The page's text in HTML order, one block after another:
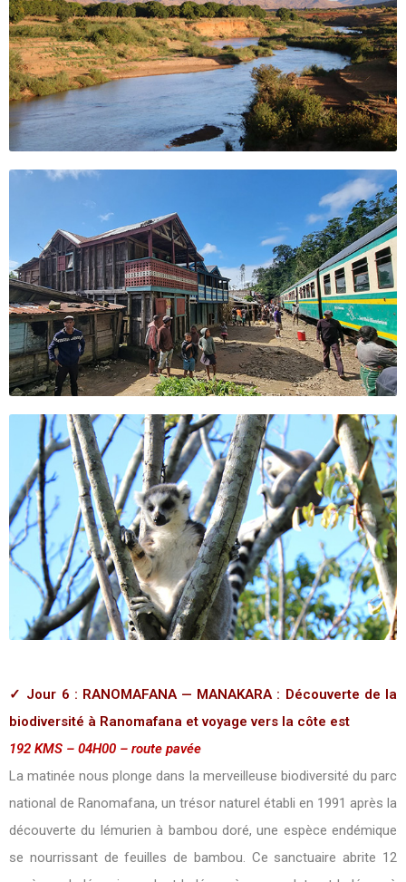
✓ Jour 6 : RANOMAFANA — MANAKARA : Découverte de la
biodiversité à Ranomafana et voyage vers la côte est
192 KMS – 04H00 – route pavée
La matinée nous plonge dans la merveilleuse biodiversité du parc
national de Ranomafana, un trésor naturel établi en 1991 après la
découverte du lémurien à bambou doré, une espèce endémique
se nourrissant de feuilles de bambou. Ce sanctuaire abrite 12